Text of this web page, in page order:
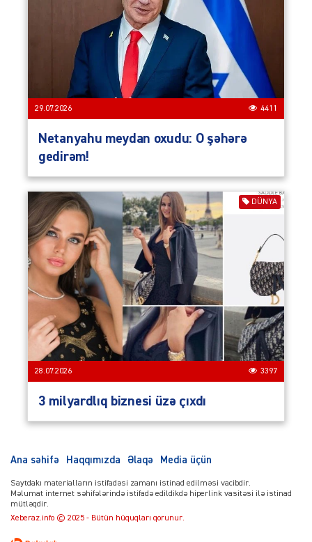
29.07.2026 4411
Netanyahu meydan oxudu: O şəhərə
gedirəm!
DÜNYA
28.07.2026 3397
3 milyardlıq biznesi üzə çıxdı
Ana səhifə Haqqımızda Əlaqə Media üçün
Saytdakı materialların istifadəsi zamanı istinad edilməsi vacibdir.
Məlumat internet səhifələrində istifadə edildikdə hiperlink vasitəsi ilə istinad
mütləqdir.
Xeberaz.info © 2025 - Bütün hüquqları qorunur.